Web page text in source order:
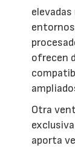
entornos
ofrecen
Otra
aporta